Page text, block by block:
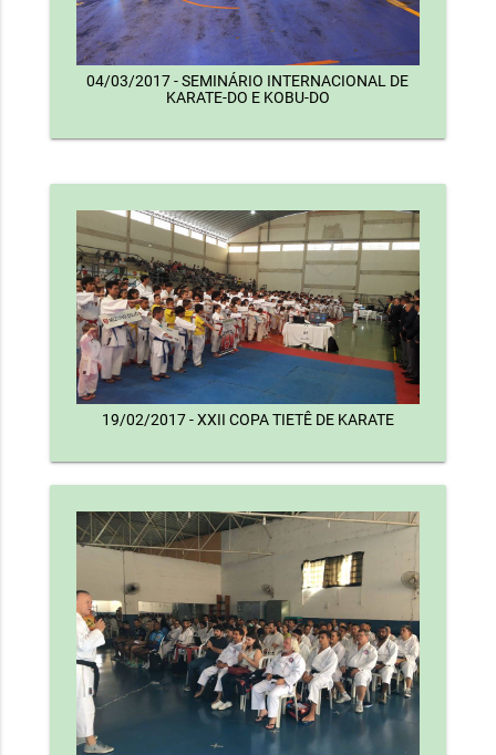
04/03/2017 - SEMINÁRIO INTERNACIONAL DE
KARATE-DO E KOBU-DO
19/02/2017 - XXII COPA TIETÊ DE KARATE